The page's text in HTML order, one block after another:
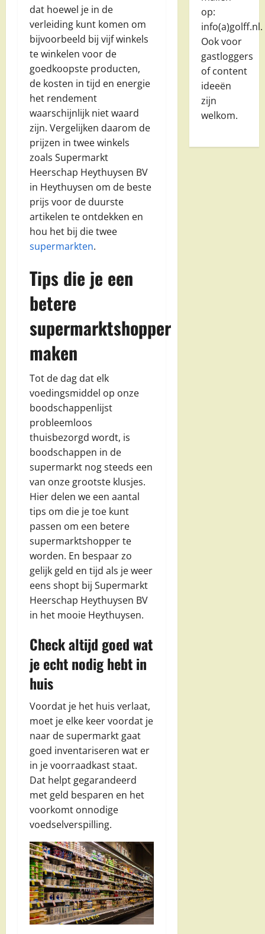
dat hoewel je in de
verleiding kunt komen om
bijvoorbeeld bij vijf winkels
te winkelen voor de
goedkoopste producten,
de kosten in tijd en energie
het rendement
waarschijnlijk niet waard
zijn. Vergelijken daarom de
prijzen in twee winkels
zoals Supermarkt
Heerschap Heythuysen BV
in Heythuysen om de beste
prijs voor de duurste
artikelen te ontdekken en
hou het bij die twee
supermarkten.
Tips die je een
betere
supermarktshopper
maken
Tot de dag dat elk
voedingsmiddel op onze
boodschappenlijst
probleemloos
thuisbezorgd wordt, is
boodschappen in de
supermarkt nog steeds een
van onze grootste klusjes.
Hier delen we een aantal
tips om die je toe kunt
passen om een betere
supermarktshopper te
worden. En bespaar zo
gelijk geld en tijd als je weer
eens shopt bij Supermarkt
Heerschap Heythuysen BV
in het mooie Heythuysen.
Check altijd goed wat
je echt nodig hebt in
huis
Voordat je het huis verlaat,
moet je elke keer voordat je
naar de supermarkt gaat
goed inventariseren wat er
in je voorraadkast staat.
Dat helpt gegarandeerd
met geld besparen en het
voorkomt onnodige
voedselverspilling.
op:
info(a)golff.nl.
Ook voor
gastloggers
of content
ideeën
zijn
welkom.